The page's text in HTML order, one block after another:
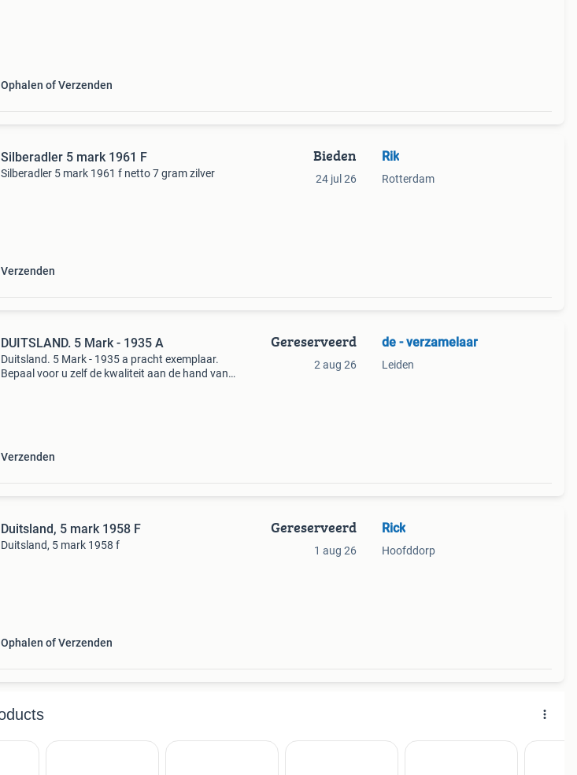
Ophalen of Verzenden
Silberadler 5 mark 1961 F
Silberadler 5 mark 1961 f netto 7 gram zilver
Verzenden
Bieden
24 jul 26
Rik
Rotterdam
DUITSLAND. 5 Mark - 1935 A
Duitsland. 5 Mark - 1935 a pracht exemplaar.
Bepaal voor u zelf de kwaliteit aan de hand van
Verzenden
Gereserveerd
2 aug 26
de - verzamelaar
Leiden
Duitsland, 5 mark 1958 F
Duitsland, 5 mark 1958 f
Ophalen of Verzenden
Gereserveerd
1 aug 26
Rick
Hoofddorp